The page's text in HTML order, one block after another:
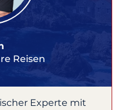
Reisen
Experte mit